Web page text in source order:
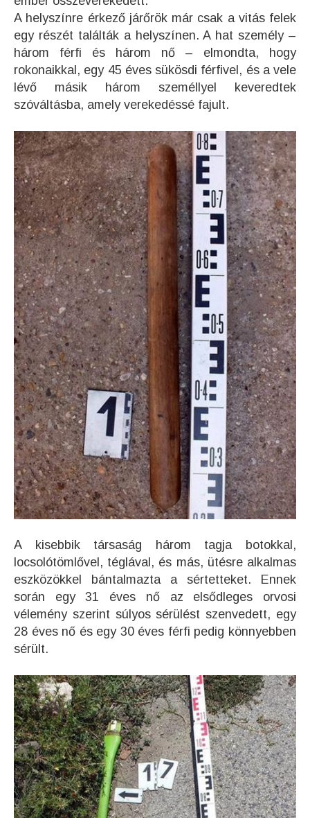
A helyszínre érkező járőrök már csak a vitás felek
egy részét találták a helyszínen. A hat személy –
három férfi és három nő – elmondta, hogy
rokonaikkal, egy 45 éves sükösdi férfivel, és a vele
lévő másik három személlyel keveredtek
szóváltásba, amely verekedéssé fajult.
A kisebbik társaság három tagja botokkal,
locsolótömlővel, téglával, és más, ütésre alkalmas
eszközökkel bántalmazta a sértetteket. Ennek
során egy 31 éves nő az elsődleges orvosi
vélemény szerint súlyos sérülést szenvedett, egy
28 éves nő és egy 30 éves férfi pedig könnyebben
sérült.